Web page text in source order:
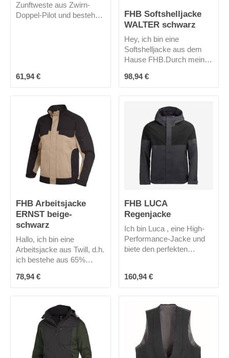
Zunftweste aus Zwirn-
Doppel-Pilot und bestehe
Optik. Zum verbesserten
Tragekomfort und zur
Regulierung der Passform
verhilft mein
Rückenschnallgurt. Mich
gibt es in 3 Farben.
Regulärer Preis:
61,94 €
FHB Softshelljacke
WALTER schwarz
Hey, ich bin eine
Softshelljacke aus dem
Hause FHB.Durch mein
biete ich einen sehr
bequemen Tragekomfort
Funktionalitäten wie
wasserabweisend,
winddicht und
atmungsaktiv aufweisen.
Meine Kapuze ist
abnehmbar.
Regulärer Preis:
98,94 €
FHB Arbeitsjacke
ERNST beige-
schwarz
Hallo, ich bin eine
Arbeitsjacke aus Twill, d.h.
ich bestehe aus 65%
Polyester. Dadurch bin ich
recht robust und du hast
und Bewegungsfreiheit.
Meine 2 Pattentaschen im
Brustbereich und meine 2
großen Seitentaschen
bieten viel Platz für so
Regulärer Preis:
78,94 €
FHB LUCA
Regenjacke
Ich bin Luca , eine High-
Performance-Jacke und
biete den perfekten
(Wassersäule 10.000mm),
atmungsaktiv (5.000g/qm/
Abgedichtete Nähte,
Mesh-Futter in Kapuze
und Body, Ärmelfütterung,
Kinnschutz, verstellbare
Höhen- und
Regulärer Preis:
160,94 €